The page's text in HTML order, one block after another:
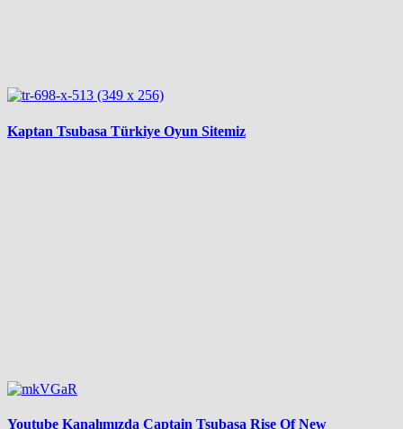
Kaptan Tsubasa Türkiye Oyun Sitemiz
Youtube Kanalımızda Captain Tsubasa Rise Of New